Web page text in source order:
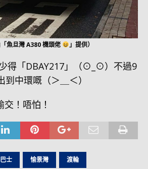
「魚旦灣 A380 機頭佬 」提供）
得「DBAY217」（⊙_⊙）不過9
中環嘅（＞＿＜）
！唔怕！
士 愉景灣 渡輪